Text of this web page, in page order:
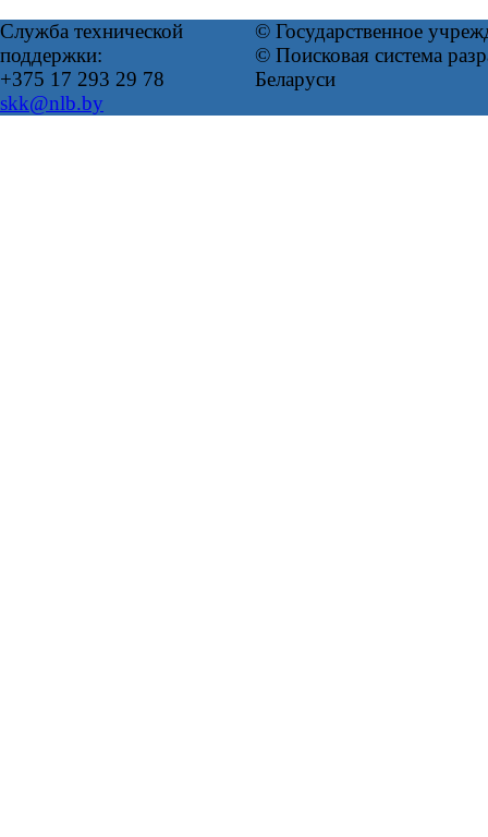
Служба технической
поддержки:
+375 17 293 29 78
skk@nlb.by
© Государственное
© Поисковая система
Беларуси